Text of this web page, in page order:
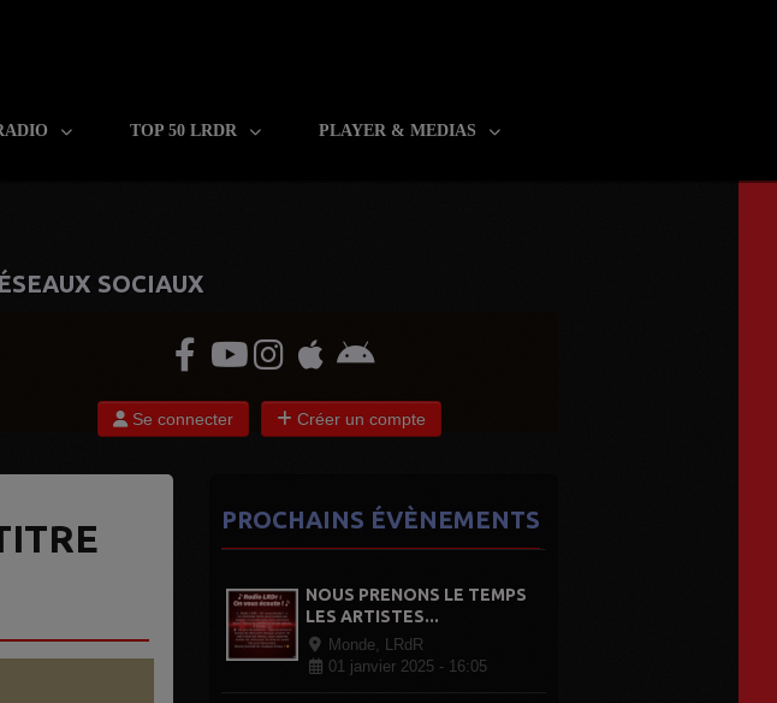
TOP 50 LRDR PLAYER & MEDIAS
SOCIAUX
Se connecter Créer un compte
PROCHAINS ÉVÈNEMENTS
NOUS PRENONS LE TEMPS
LES ARTISTES...
Monde, LRdR
01 janvier 2025 - 16:05